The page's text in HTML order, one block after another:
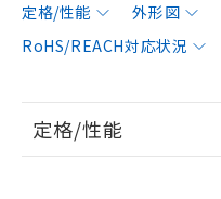
定格/性能 外形図
RoHS/REACH対応状況
定格/性能